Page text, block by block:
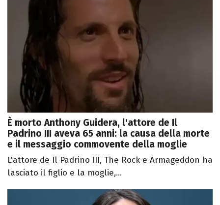
È morto Anthony Guidera, l'attore de Il
Padrino III aveva 65 anni: la causa della morte
e il messaggio commovente della moglie
L'attore de Il Padrino III, The Rock e Armageddon ha
lasciato il figlio e la moglie,...